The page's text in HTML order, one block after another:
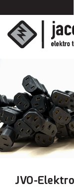
Diensten
Zonnepanelen
Data en telefonie
Beveiliging
JVO-